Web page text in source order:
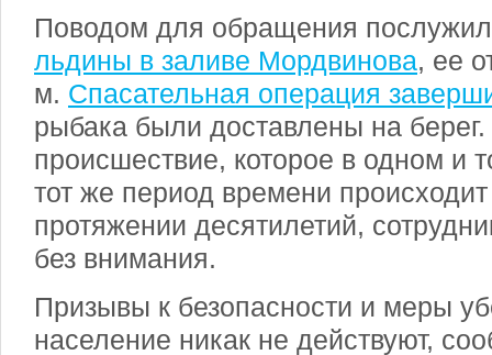
Поводом для обращения
льдины в заливе Мордвинова, ее
м. Спасательная операция
рыбака были доставлены на
происшествие, которое в одном и
тот же период времени
протяжении десятилетий,
без внимания.
Призывы к безопасности и меры
население никак не действуют,